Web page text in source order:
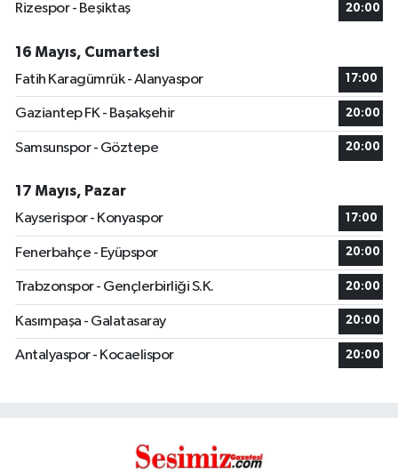
Rizespor - Beşiktaş
20:00
16 Mayıs, Cumartesi
Fatih Karagümrük - Alanyaspor
17:00
Gaziantep FK - Başakşehir 20:00
Samsunspor - Göztepe 20:00
17 Mayıs, Pazar
Kayserispor - Konyaspor
17:00
Fenerbahçe - Eyüpspor 20:00
Trabzonspor - Gençlerbirliği S.K. 20:00
Kasımpaşa - Galatasaray 20:00
Antalyaspor - Kocaelispor 20:00